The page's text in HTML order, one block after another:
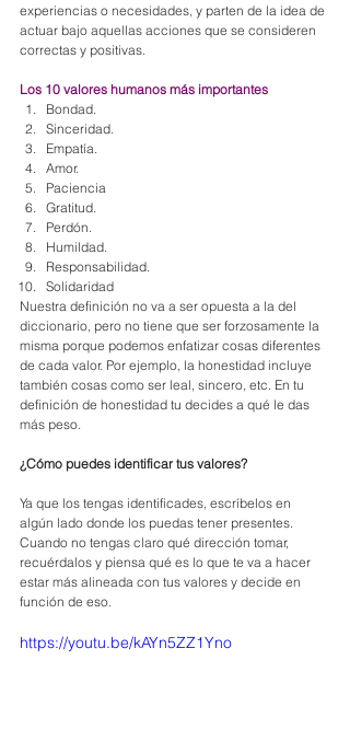
experiencias o necesidades, y parten de la idea de
actuar bajo aquellas acciones que se consideren
correctas y positivas.
Los 10 valores humanos más importantes
Bondad.
Sinceridad.
Empatía.
Amor.
Paciencia
Gratitud.
Perdón.
Humildad.
Responsabilidad.
Solidaridad
Nuestra definición no va a ser opuesta a la del
diccionario, pero no tiene que ser forzosamente la
misma porque podemos enfatizar cosas diferentes
de cada valor. Por ejemplo, la honestidad incluye
también cosas como ser leal, sincero, etc. En tu
definición de honestidad tu decides a qué le das
más peso.
¿Cómo puedes identificar tus valores?
Ya que los tengas identificades, escríbelos en
algún lado donde los puedas tener presentes.
Cuando no tengas claro qué dirección tomar,
recuérdalos y piensa qué es lo que te va a hacer
estar más alineada con tus valores y decide en
función de eso.
https://youtu.be/kAYn5ZZ1Yno